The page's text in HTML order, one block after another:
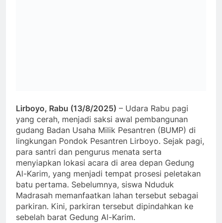
Lirboyo, Rabu (13/8/2025) – Udara Rabu pagi
yang cerah, menjadi saksi awal pembangunan
gudang Badan Usaha Milik Pesantren (BUMP) di
lingkungan Pondok Pesantren Lirboyo. Sejak pagi,
para santri dan pengurus menata serta
menyiapkan lokasi acara di area depan Gedung
Al-Karim, yang menjadi tempat prosesi peletakan
batu pertama. Sebelumnya, siswa Nduduk
Madrasah memanfaatkan lahan tersebut sebagai
parkiran. Kini, parkiran tersebut dipindahkan ke
sebelah barat Gedung Al-Karim.